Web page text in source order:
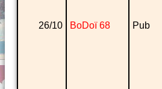
26/10 BoDoï 68 Pub